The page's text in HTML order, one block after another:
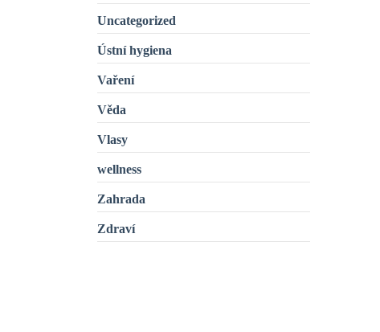
Uncategorized
Ústní hygiena
Vaření
Věda
Vlasy
wellness
Zahrada
Zdraví